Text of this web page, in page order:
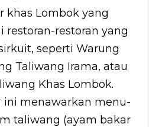
khas Lombok yang
restoran-restoran yang
seperti Warung
Taliwang Irama, atau
Khas Lombok.
ini menawarkan menu-
taliwang (ayam bakar